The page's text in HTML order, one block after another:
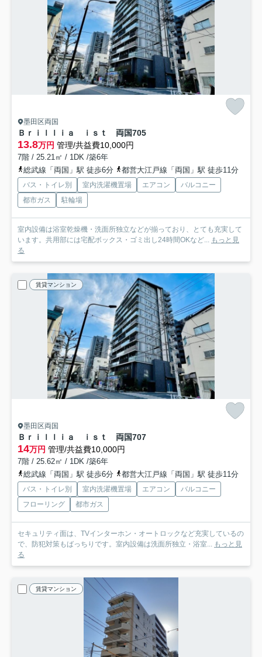
墨田区両国
Ｂｒｉｌｌｉａ ｉｓｔ 両国705
13.8万円 管理/共益費10,000円
7階 / 25.21㎡ / 1DK /築6年
総武線「両国」駅 徒歩6分
都営大江戸線「両国」駅 徒歩11分
バス・トイレ別 室内洗濯機置場 エアコン
バルコニー
都市ガス
駐輪場
室内設備は浴室乾燥機・洗面所独立などが揃っており、とても充実して
います。共用部には宅配ボックス・ゴミ出し24時間OKなど...
もっと見
る
賃貸マンション
墨田区両国
Ｂｒｉｌｌｉａ ｉｓｔ 両国707
14万円 管理/共益費10,000円
7階 / 25.62㎡ / 1DK /築6年
総武線「両国」駅 徒歩6分
都営大江戸線「両国」駅 徒歩11分
バス・トイレ別 室内洗濯機置場 エアコン
バルコニー
フローリング
都市ガス
セキュリティ面は、TVインターホン・オートロックなど充実しているの
で、防犯対策もばっちりです。室内設備は洗面所独立・浴室...
もっと見
る
賃貸マンション